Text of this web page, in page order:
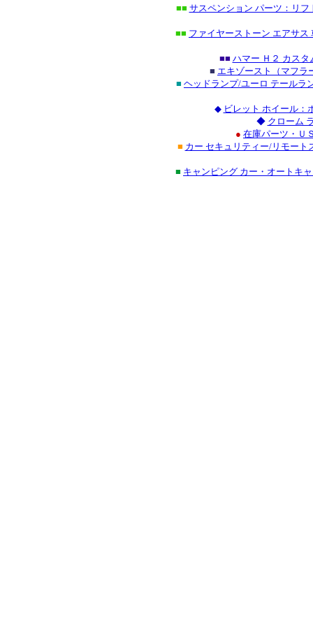
■■ サスペンション パーツ：リ
■■ ファイヤーストーン エアサ
■■ ハマー Ｈ２ カス
■ エキゾースト（マフラ
■ ヘッドランプ/ユーロ テールラ
◆ ビレット ホイール：
◆ クローム
● 在庫パーツ・Ｕ
■ カー セキュリティー/リモート
■ キャンピング カー・オートキ